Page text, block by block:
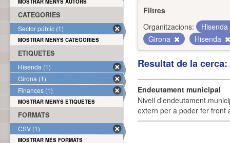
Filtres
Organitzacions:
Hisenda
Girona
Hisenda
Resultat de la
Endeutament municipal
Nivell d'endeutament
extern per a poder fer front
MOSTRAR MENYS AUTORS
CATEGORIES
Sector públic (1)
MOSTRAR MENYS CATEGORIES
ETIQUETES
Hisenda (1)
Girona (1)
Finances (1)
MOSTRAR MENYS ETIQUETES
FORMATS
CSV (1)
MOSTRAR MÉS FORMATS